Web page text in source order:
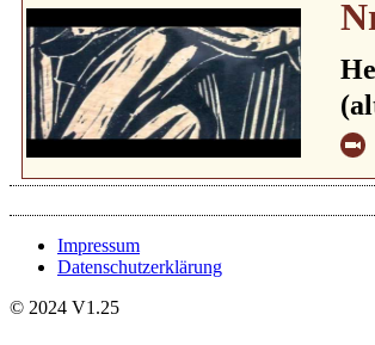
Impressum
Datenschutzerklärung
© 2024 V1.25